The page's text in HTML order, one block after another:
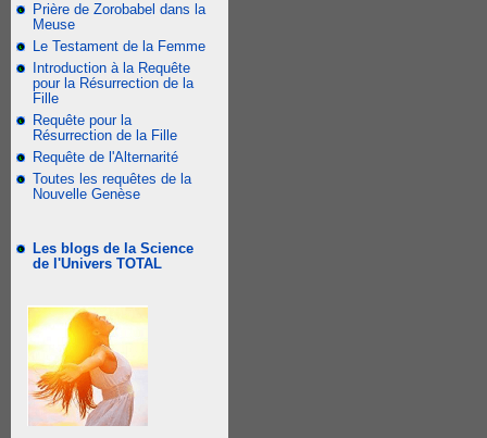
Prière de Zorobabel dans la
Meuse
Le Testament de la Femme
Introduction à la Requête
pour la Résurrection de la
Fille
Requête pour la
Résurrection de la Fille
Requête de l'Alternarité
Toutes les requêtes de la
Nouvelle Genèse
Les blogs de la Science
de l'Univers TOTAL